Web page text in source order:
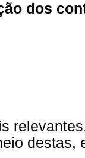
dos
destas,